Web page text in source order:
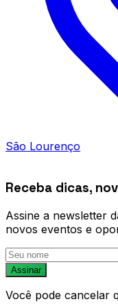
São Lourenço
Receba dicas,
Assine a newsletter
novos eventos e
Assinar
Você pode cancelar